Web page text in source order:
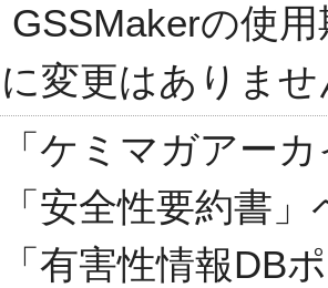
GSSMakerの使
に変更はありま
「ケミマガアー
「安全性要約書
「有害性情報DB